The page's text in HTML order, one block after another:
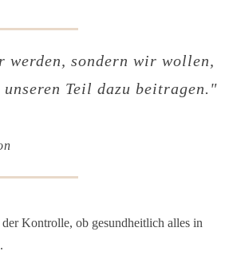
sondern wir wollen,
unseren Teil dazu beitragen."
Kontrolle, ob gesundheitlich alles in